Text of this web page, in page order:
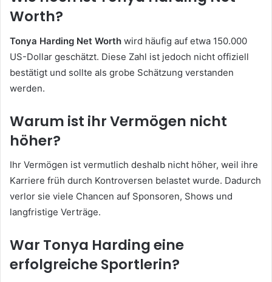
Worth?
Tonya Harding Net Worth wird häufig auf etwa 150.000
US-Dollar geschätzt. Diese Zahl ist jedoch nicht offiziell
bestätigt und sollte als grobe Schätzung verstanden
werden.
Warum ist ihr Vermögen nicht
höher?
Ihr Vermögen ist vermutlich deshalb nicht höher, weil ihre
Karriere früh durch Kontroversen belastet wurde. Dadurch
verlor sie viele Chancen auf Sponsoren, Shows und
langfristige Verträge.
War Tonya Harding eine
erfolgreiche Sportlerin?